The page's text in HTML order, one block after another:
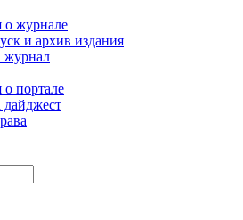
журнале
и архив издания
журнал
портале